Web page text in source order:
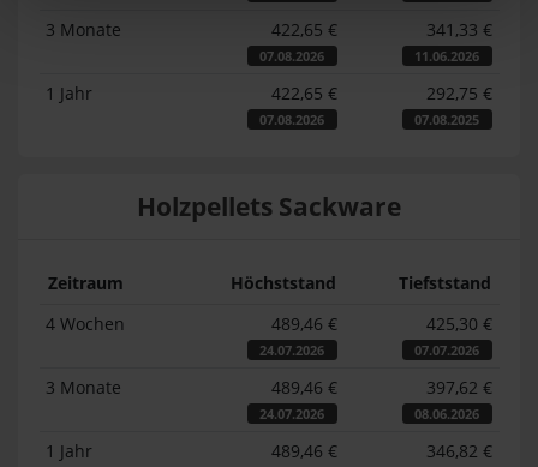
3 Monate 422,65 €
07.08.2026
341,33 €
11.06.2026
1 Jahr 422,65 €
07.08.2026
292,75 €
07.08.2025
Holzpellets Sackware
Zeitraum Höchststand
Tiefststand
4 Wochen
489,46 €
24.07.2026
425,30 €
07.07.2026
3 Monate 489,46 €
24.07.2026
397,62 €
08.06.2026
1 Jahr 489,46 € 346,82 €